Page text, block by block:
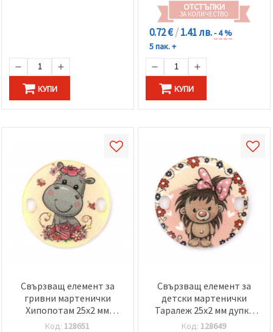
КУПИ
ОТСТЪПКИ
ЗА КОЛИЧЕСТВО
0.72 €/1.41 лв.- 4 %
5 пак. +
КУПИ
Свързващ елемент за
гривни мартенички
Хипопотам 25x2 мм
дупка 2x3 мм -5 броя
Код: 128651
Свързващ елемент за
детски мартенички
Таралеж 25x2 мм дупка
2x3 мм -5 броя
Код: 128649